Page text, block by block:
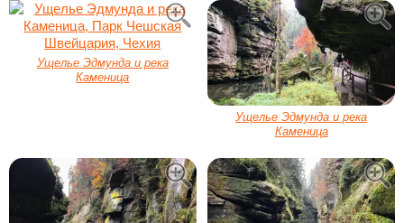
Ущелье Эдмунда и река
Каменица
Ущелье Эдмунда и река
Каменица